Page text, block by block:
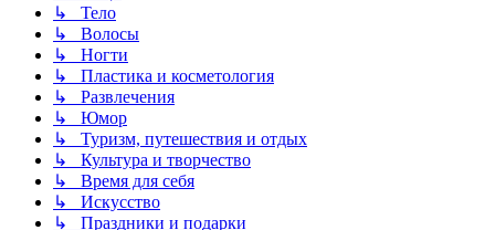
↳ Тело
↳ Волосы
↳ Ногти
↳ Пластика и косметология
↳ Развлечения
↳ Юмор
↳ Туризм, путешествия и отдых
↳ Культура и творчество
↳ Время для себя
↳ Искусство
↳ Праздники и подарки